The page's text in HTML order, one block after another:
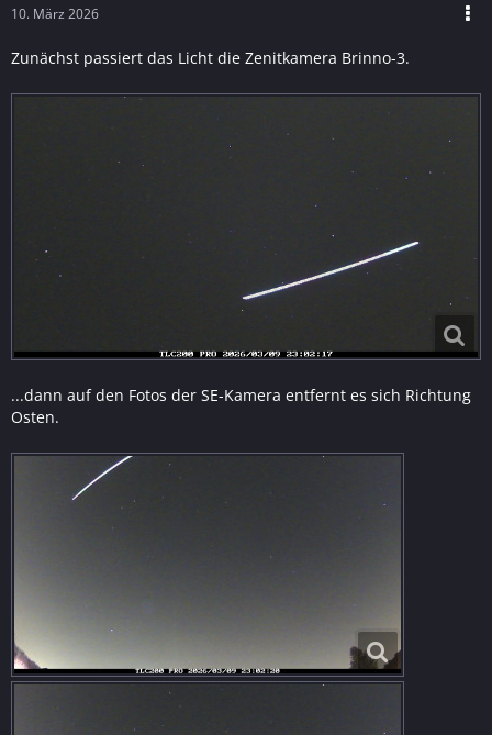
10. März 2026
Zunächst passiert das Licht die Zenitkamera Brinno-3.
...dann auf den Fotos der SE-Kamera entfernt es sich Richtung
Osten.